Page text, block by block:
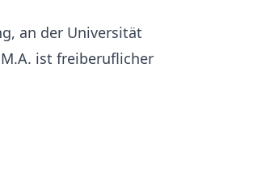
an der Universität
ist freiberuflicher